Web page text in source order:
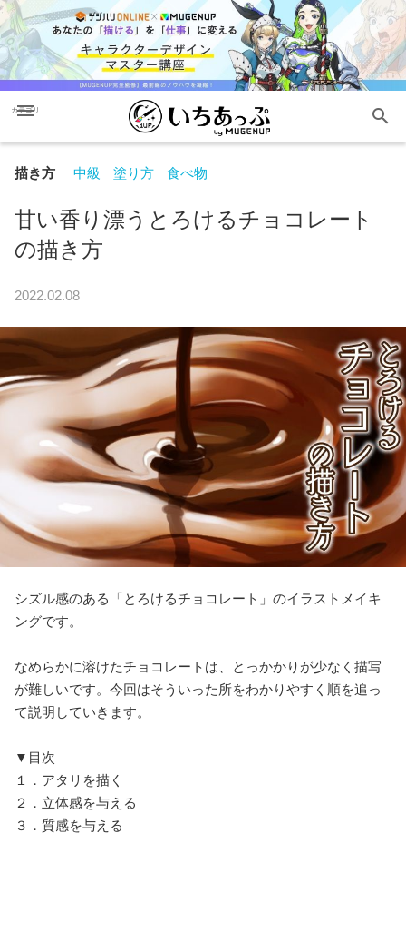
menu
カテゴリ search
描き方 中級 塗り方 食べ物
甘い香り漂うとろけるチョコレート
の描き方
2022.02.08
シズル感のある「とろけるチョコレート」のイラストメイキ
ングです。
なめらかに溶けたチョコレートは、とっかかりが少なく描写
が難しいです。今回はそういった所をわかりやすく順を追っ
て説明していきます。
▼目次
１．アタリを描く
２．立体感を与える
３．質感を与える